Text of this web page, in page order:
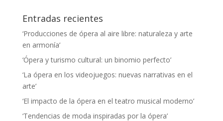
Entradas recientes
‘Producciones de ópera al aire libre: naturaleza y arte
en armonía’
‘Ópera y turismo cultural: un binomio perfecto’
‘La ópera en los videojuegos: nuevas narrativas en el
arte’
‘El impacto de la ópera en el teatro musical moderno’
‘Tendencias de moda inspiradas por la ópera’